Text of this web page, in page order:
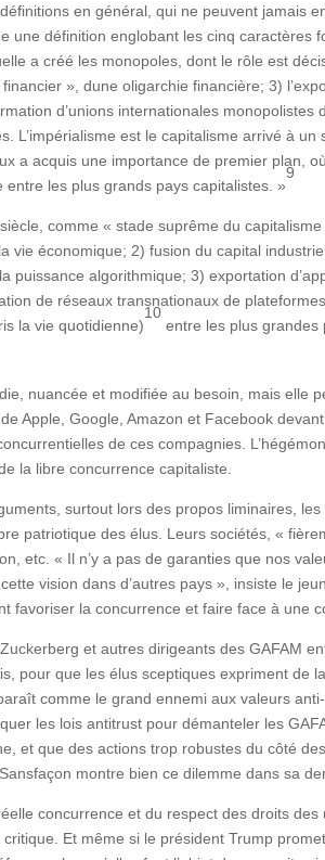
en général, qui ne peuvent jamais
une définition englobant les cinq caractères
a créé les monopoles, dont le rôle est
», dune oligarchie financière; 3)
d’unions internationales
est le capitalisme arrivé à un
a acquis une importance de premier plan,
les plus grands pays capitalistes. »
9
comme « stade suprême du
vie économique; 2) fusion du capital
algorithmique; 3) exportation
de réseaux transnationaux de
la vie quotidienne)
10
entre les plus grandes
nuancée et modifiée au besoin, mais elle
Apple, Google, Amazon et Facebook
de ces compagnies.
la libre concurrence capitaliste.
surtout lors des propos liminaires,
patriotique des élus. Leurs sociétés, «
etc. « Il n’y a pas de garanties que nos
vision dans d’autres pays », insiste le
favoriser la concurrence et faire face à une
et autres dirigeants des GAFAM
pour que les élus sceptiques expriment de
comme le grand ennemi aux valeurs
les lois antitrust pour démanteler les
et que des actions trop robustes du côté
montre bien ce dilemme dans sa
concurrence et du respect des droits
Et même si le président Trump